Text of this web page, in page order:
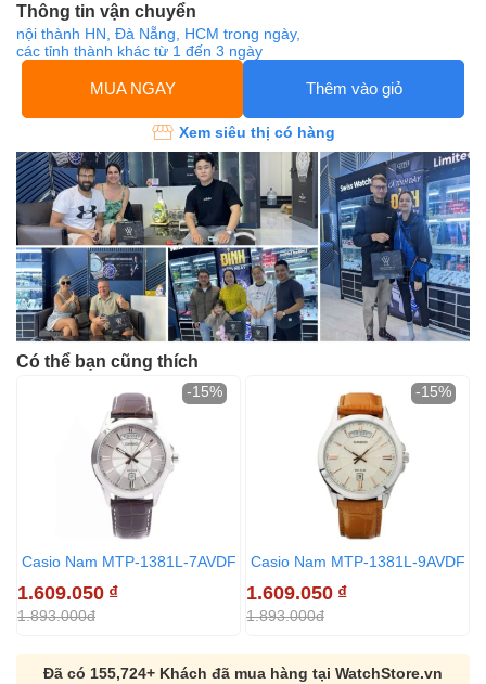
Thông tin vận chuyển
nội thành HN, Đà Nẵng, HCM trong ngày,
các tỉnh thành khác từ 1 đến 3 ngày
MUA NGAY Thêm vào giỏ
Xem siêu thị có hàng
Có thể bạn cũng thích
Casio Nam MTP-1381L-7AVDF
1.609.050 ₫
1.893.000đ
-15%
Casio Nam MTP-1381L-9AVDF
1.609.050 ₫
1.893.000đ
-15%
Đã có 155,724+ Khách đã mua hàng tại WatchStore.vn